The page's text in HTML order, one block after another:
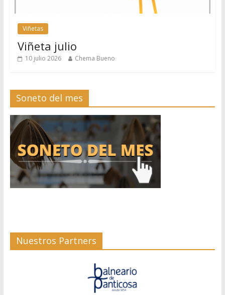
Viñetas
Viñeta julio
10 julio 2026 Chema Bueno
Soneto del mes
Nuestros Partners